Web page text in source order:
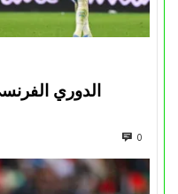
الدوري
0